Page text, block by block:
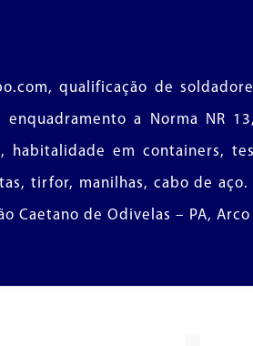
qualificação de
a Norma NR
habitalidade em containers,
tirfor, manilhas, cabo de aço.
Caetano de Odivelas – PA,